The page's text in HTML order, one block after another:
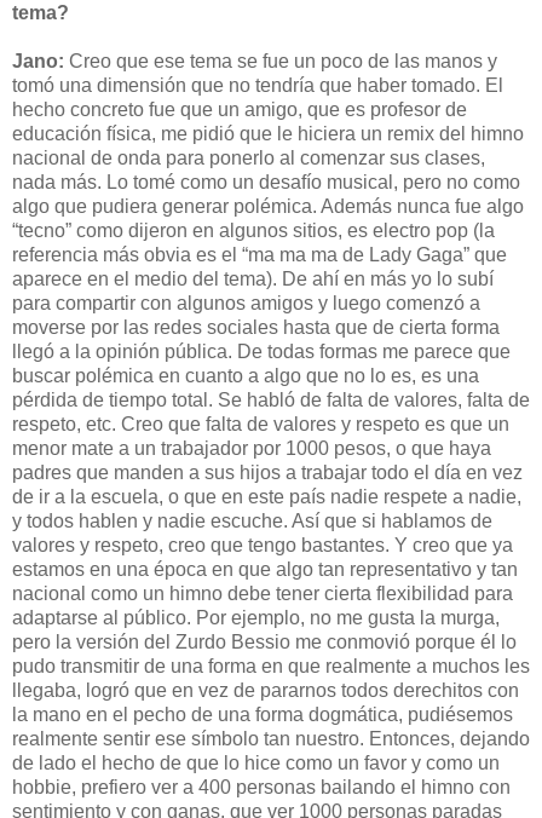
tema?
Jano: Creo que ese tema se fue un poco de las manos y
tomó una dimensión que no tendría que haber tomado. El
hecho concreto fue que un amigo, que es profesor de
educación física, me pidió que le hiciera un remix del himno
nacional de onda para ponerlo al comenzar sus clases,
nada más. Lo tomé como un desafío musical, pero no como
algo que pudiera generar polémica. Además nunca fue algo
“tecno” como dijeron en algunos sitios, es electro pop (la
referencia más obvia es el “ma ma ma de Lady Gaga” que
aparece en el medio del tema). De ahí en más yo lo subí
para compartir con algunos amigos y luego comenzó a
moverse por las redes sociales hasta que de cierta forma
llegó a la opinión pública. De todas formas me parece que
buscar polémica en cuanto a algo que no lo es, es una
pérdida de tiempo total. Se habló de falta de valores, falta de
respeto, etc. Creo que falta de valores y respeto es que un
menor mate a un trabajador por 1000 pesos, o que haya
padres que manden a sus hijos a trabajar todo el día en vez
de ir a la escuela, o que en este país nadie respete a nadie,
y todos hablen y nadie escuche. Así que si hablamos de
valores y respeto, creo que tengo bastantes. Y creo que ya
estamos en una época en que algo tan representativo y tan
nacional como un himno debe tener cierta flexibilidad para
adaptarse al público. Por ejemplo, no me gusta la murga,
pero la versión del Zurdo Bessio me conmovió porque él lo
pudo transmitir de una forma en que realmente a muchos les
llegaba, logró que en vez de pararnos todos derechitos con
la mano en el pecho de una forma dogmática, pudiésemos
realmente sentir ese símbolo tan nuestro. Entonces, dejando
de lado el hecho de que lo hice como un favor y como un
hobbie, prefiero ver a 400 personas bailando el himno con
sentimiento y con ganas, que ver 1000 personas paradas